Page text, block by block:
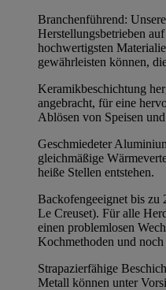
Branchenführend:
Herstellungsbetrieben
hochwertigsten
gewährleisten können,
Keramikbeschichtung
angebracht, für eine
Ablösen von Speisen
Geschmiedeter
gleichmäßige
heiße Stellen entstehen.
Backofengeeignet bis zu
Le Creuset). Für alle
einen problemlosen
Kochmethoden und
Strapazierfähige
Metall können unter